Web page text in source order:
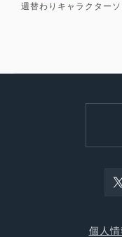
週替わりキャラクター
個人